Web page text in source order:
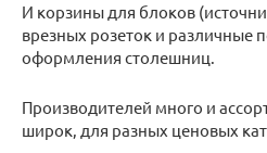
И корзины для блоков
врезных розеток и различные
оформления столешниц.
Производителей много и
широк, для разных ценовых